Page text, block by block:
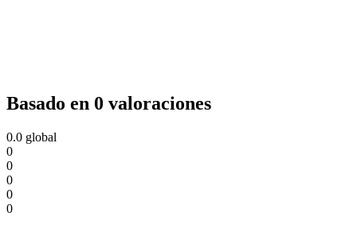
Basado en 0 valoraciones
0.0 global
0
0
0
0
0